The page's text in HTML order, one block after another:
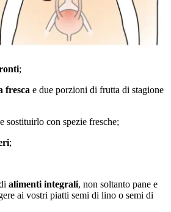
;
fresca e due porzioni di frutta di stagione
e sostituirlo con spezie fresche;
;
alimenti integrali, non soltanto pane e
ai vostri piatti semi di lino o semi di